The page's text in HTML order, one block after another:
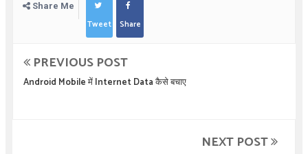
Share Me
Tweet Share
PREVIOUS POST
Android Mobile में Internet Data कैसे बचाए
NEXT POST